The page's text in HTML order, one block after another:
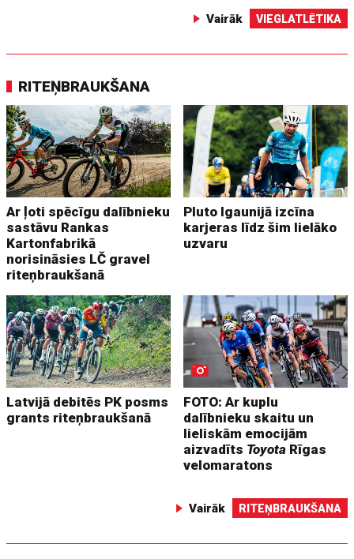
Vairāk VIEGLATLĒTIKA
RITEŅBRAUKŠANA
Ar ļoti spēcīgu dalībnieku
sastāvu Rankas
Kartonfabrikā
norisināsies LČ gravel
riteņbraukšanā
Pluto Igaunijā izcīna
karjeras līdz šim lielāko
uzvaru
Latvijā debitēs PK posms
grants riteņbraukšanā
FOTO: Ar kuplu
dalībnieku skaitu un
lieliskām emocijām
aizvadīts Toyota Rīgas
velomaratons
Vairāk RITEŅBRAUKŠANA